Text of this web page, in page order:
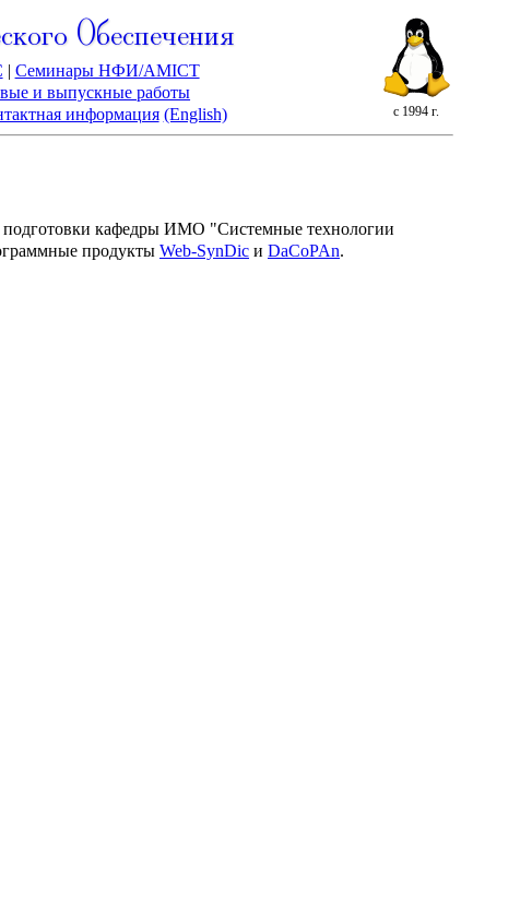
с 1994 г.
Обеспечения
| Семинары НФИ/AMICT
и выпускные работы
информация (English)
подготовки кафедры ИМО "Системные технологии
продукты Web-SynDic и DaCoPAn.